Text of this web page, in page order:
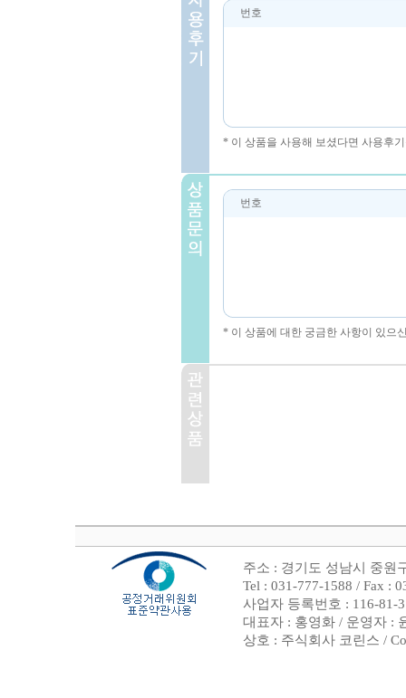
번호
* 이 상품을 사용해 보셨다면 사용후
번호
* 이 상품에 대한 궁금한 사항이 있으
주소 : 경기도 성남시 중원
Tel : 031-777-1588 / Fax :
사업자 등록번호 : 116-81-
대표자 : 홍영화 / 운영자 :
상호 : 주식회사 코린스 /